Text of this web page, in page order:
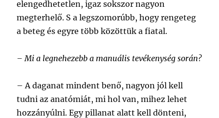
elengedhetetlen, igaz sokszor nagyon
megterhelő. S a legszomorúbb, hogy rengeteg
a beteg és egyre több közöttük a fiatal.
–Mi a legnehezebb a manuális tevékenység során?
–A daganat mindent benő, nagyon jól kell
tudni az anatómiát, mi hol van, mihez lehet
hozzányúlni. Egy pillanat alatt kell dönteni,